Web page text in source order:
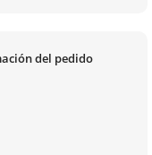
del pedido